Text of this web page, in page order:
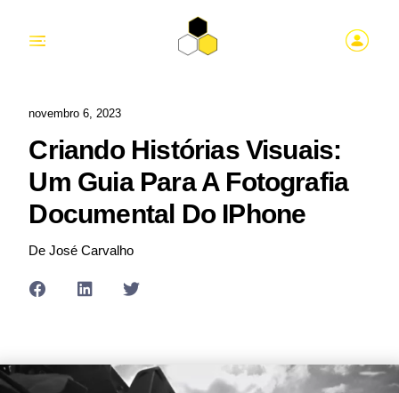
novembro 6, 2023
Criando Histórias Visuais:
Um Guia Para A Fotografia
Documental Do IPhone
De José Carvalho